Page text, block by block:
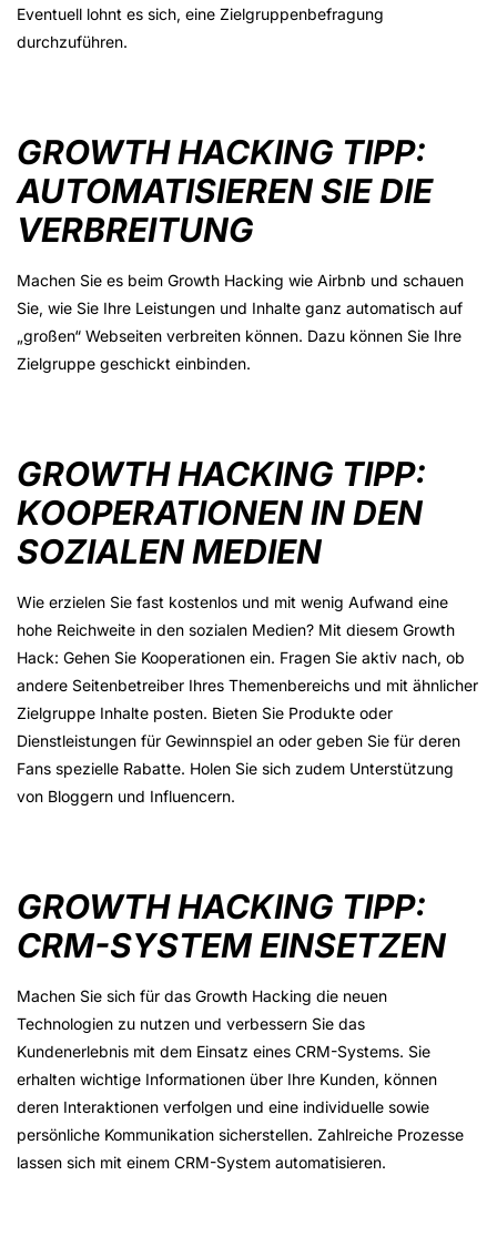
Eventuell lohnt es sich, eine Zielgruppenbefragung
durchzuführen.
GROWTH HACKING TIPP:
AUTOMATISIEREN SIE DIE
VERBREITUNG
Machen Sie es beim Growth Hacking wie Airbnb und schauen
Sie, wie Sie Ihre Leistungen und Inhalte ganz automatisch auf
„großen“ Webseiten verbreiten können. Dazu können Sie Ihre
Zielgruppe geschickt einbinden.
GROWTH HACKING TIPP:
KOOPERATIONEN IN DEN
SOZIALEN MEDIEN
Wie erzielen Sie fast kostenlos und mit wenig Aufwand eine
hohe Reichweite in den sozialen Medien? Mit diesem Growth
Hack: Gehen Sie Kooperationen ein. Fragen Sie aktiv nach, ob
andere Seitenbetreiber Ihres Themenbereichs und mit ähnlicher
Zielgruppe Inhalte posten. Bieten Sie Produkte oder
Dienstleistungen für Gewinnspiel an oder geben Sie für deren
Fans spezielle Rabatte. Holen Sie sich zudem Unterstützung
von Bloggern und Influencern.
GROWTH HACKING TIPP:
CRM-SYSTEM EINSETZEN
Machen Sie sich für das Growth Hacking die neuen
Technologien zu nutzen und verbessern Sie das
Kundenerlebnis mit dem Einsatz eines CRM-Systems. Sie
erhalten wichtige Informationen über Ihre Kunden, können
deren Interaktionen verfolgen und eine individuelle sowie
persönliche Kommunikation sicherstellen. Zahlreiche Prozesse
lassen sich mit einem CRM-System automatisieren.